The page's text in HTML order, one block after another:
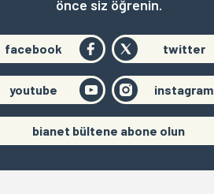
önce siz öğrenin.
facebook twitter
youtube instagram
bianet bültene abone olun